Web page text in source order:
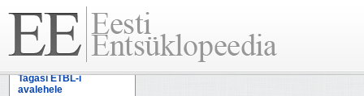
Tagasi ETBL-i
avalehele